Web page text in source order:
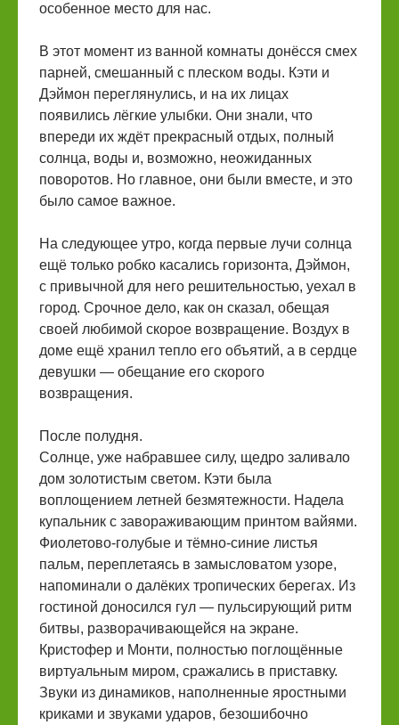
особенное место для нас.
В этот момент из ванной комнаты донёсся смех
парней, смешанный с плеском воды. Кэти и
Дэймон переглянулись, и на их лицах
появились лёгкие улыбки. Они знали, что
впереди их ждёт прекрасный отдых, полный
солнца, воды и, возможно, неожиданных
поворотов. Но главное, они были вместе, и это
было самое важное.
На следующее утро, когда первые лучи солнца
ещё только робко касались горизонта, Дэймон,
с привычной для него решительностью, уехал в
город. Срочное дело, как он сказал, обещая
своей любимой скорое возвращение. Воздух в
доме ещё хранил тепло его объятий, а в сердце
девушки — обещание его скорого
возвращения.
После полудня.
Солнце, уже набравшее силу, щедро заливало
дом золотистым светом. Кэти была
воплощением летней безмятежности. Надела
купальник с завораживающим принтом вайями.
Фиолетово-голубые и тёмно-синие листья
пальм, переплетаясь в замысловатом узоре,
напоминали о далёких тропических берегах. Из
гостиной доносился гул — пульсирующий ритм
битвы, разворачивающейся на экране.
Кристофер и Монти, полностью поглощённые
виртуальным миром, сражались в приставку.
Звуки из динамиков, наполненные яростными
криками и звуками ударов, безошибочно